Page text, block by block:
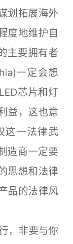
划拓展海外
度地维护自
主要拥有者
一定会想
芯片和灯
益，这也意
这一法律武
造商一定要
思想和法律
品的法律风
，非要与你